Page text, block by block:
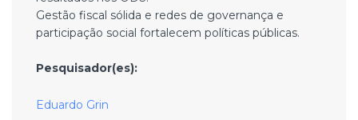
Gestão fiscal sólida e redes de governança e
participação social fortalecem políticas públicas.
Pesquisador(es):
Eduardo Grin